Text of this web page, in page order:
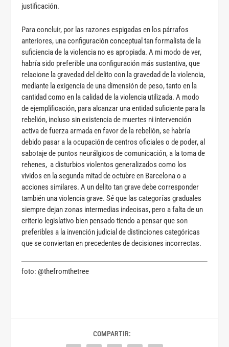
justificación.
Para concluir, por las razones espigadas en los párrafos
anteriores, una configuración conceptual tan formalista de la
suficiencia de la violencia no es apropiada. A mi modo de ver,
habría sido preferible una configuración más sustantiva, que
relacione la gravedad del delito con la gravedad de la violencia,
mediante la exigencia de una dimensión de peso, tanto en la
cantidad como en la calidad de la violencia utilizada. A modo
de ejemplificación, para alcanzar una entidad suficiente para la
rebelión, incluso sin existencia de muertes ni intervención
activa de fuerza armada en favor de la rebelión, se habría
debido pasar a la ocupación de centros oficiales o de poder, al
sabotaje de puntos neurálgicos de comunicación, a la toma de
rehenes, a disturbios violentos generalizados como los
vividos en la segunda mitad de octubre en Barcelona o a
acciones similares. A un delito tan grave debe corresponder
también una violencia grave. Sé que las categorías graduales
siempre dejan zonas intermedias indecisas, pero a falta de un
criterio legislativo bien pensado tiendo a pensar que son
preferibles a la invención judicial de distinciones categóricas
que se conviertan en precedentes de decisiones incorrectas.
foto: @thefromthetree
COMPARTIR: